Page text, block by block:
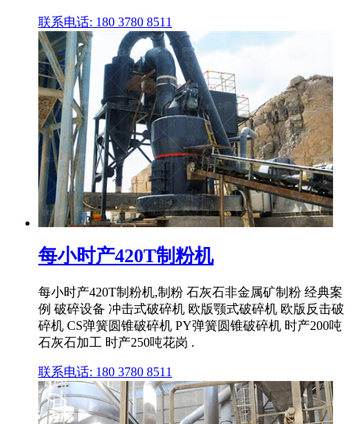
联系电话: 180 3780 8511
每小时产420T制粉机
每小时产420T制粉机,制粉 石灰石非金属矿制粉 经典案
例 破碎设备 冲击式破碎机 欧版颚式破碎机 欧版反击破
碎机 CS弹簧圆锥破碎机 PY弹簧圆锥破碎机 时产200吨
石灰石加工 时产250吨花岗 .
联系电话: 180 3780 8511